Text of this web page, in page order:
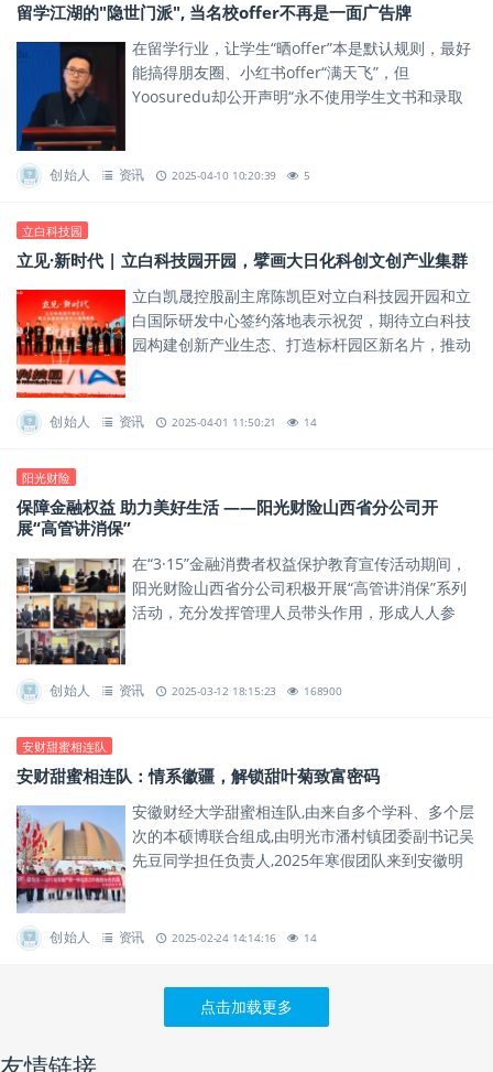
留学江湖的"隐世门派", 当名校offer不再是一面广告牌
在留学行业，让学生“晒offer”本是默认规则，最好
能搞得朋友圈、小红书offer“满天飞”，但
Yoosuredu却公开声明“永不使用学生文书和录取
创始人 资讯 2025-04-10 10:20:39 5
立白科技园
立见·新时代 | 立白科技园开园，擘画大日化科创文创产业集群
立白凯晟控股副主席陈凯臣对立白科技园开园和立
白国际研发中心签约落地表示祝贺，期待立白科技
园构建创新产业生态、打造标杆园区新名片，推动
创始人 资讯 2025-04-01 11:50:21 14
阳光财险
保障金融权益 助力美好生活 ——阳光财险山西省分公司开
展“高管讲消保”
在“3·15”金融消费者权益保护教育宣传活动期间，
阳光财险山西省分公司积极开展“高管讲消保”系列
活动，充分发挥管理人员带头作用，形成人人参
创始人 资讯 2025-03-12 18:15:23 168900
安财甜蜜相连队
安财甜蜜相连队：情系徽疆，解锁甜叶菊致富密码
安徽财经大学甜蜜相连队,由来自多个学科、多个层
次的本硕博联合组成,由明光市潘村镇团委副书记吴
先豆同学担任负责人,2025年寒假团队来到安徽明
创始人 资讯 2025-02-24 14:14:16 14
点击加载更多
友情链接